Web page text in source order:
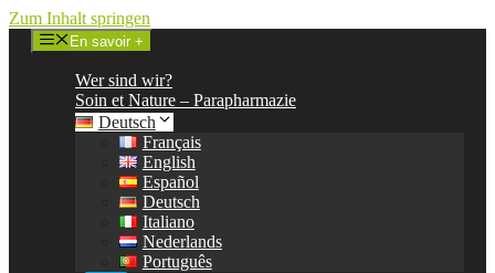
Zum Inhalt springen
En savoir +
Wer sind wir?
Soin et Nature – Parapharmazie
Deutsch
Français
English
Español
Deutsch
Italiano
Nederlands
Português